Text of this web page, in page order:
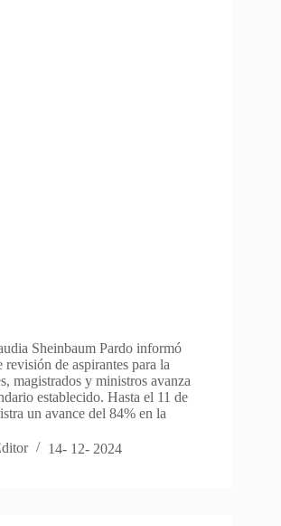
Sheinbaum Pardo informó
revisión de aspirantes para la
magistrados y ministros avanza
establecido. Hasta el 11 de
un avance del 84% en la
14- 12- 2024